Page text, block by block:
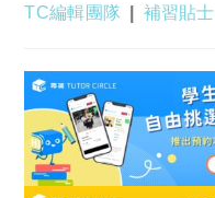
Post
TC編輯團隊
Post
補習貼士